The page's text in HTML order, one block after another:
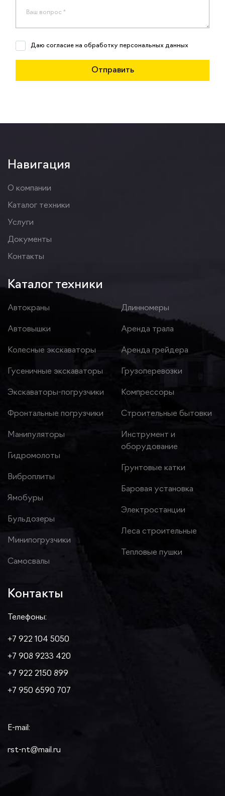
Даю согласие на обработку персональных данных
Навигация
О компании
Каталог техники
Услуги
Документы
Контакты
Каталог техники
Автокраны
Автовышки
Колесные экскаваторы
Гусеничные экскаваторы
Экскаваторы-погрузчики
Фронтальные погрузчики
Манипуляторы
Гидромолоты
Виброплиты
Ямобуры
Бульдозеры
Минипогрузчики
Самосвалы
Длинномеры
Аренда трала
Аренда грейдера
Грузоперевозки
Компрессоры
Строительные бытовки
Инструмент и
оборудование
Грунтовые катки
Баровая установка
Электростанции
Леса строительные
Тепловые пушки
Контакты
Телефоны:
+7 922 104 5050
+7 908 9233 420
+7 922 2150 899
+7 950 6590 707
E-mail:
rst-nt@mail.ru